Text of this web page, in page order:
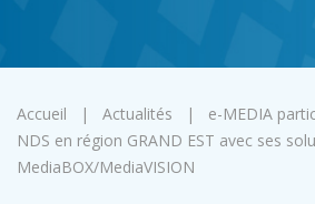
Accueil | Actualités |
e-MEDIA
NDS en région GRAND EST avec ses
MediaBOX/MediaVISION